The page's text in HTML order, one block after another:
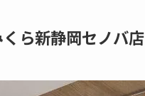
ら新静岡セノバ店